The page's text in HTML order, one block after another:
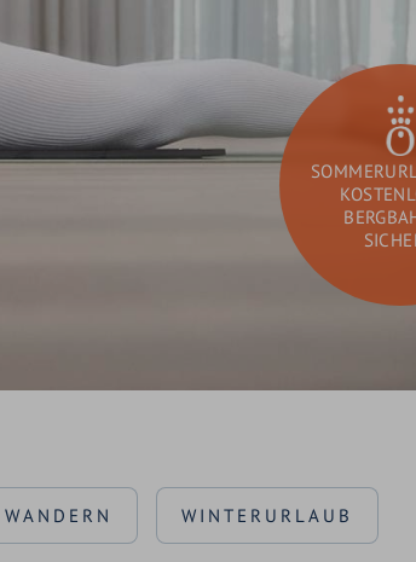
DAY
suchen?
WANDERN WINTERURLAUB